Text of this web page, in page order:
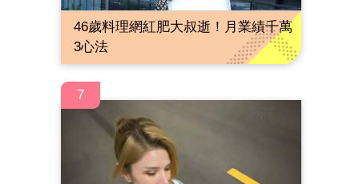
46歲料理網紅肥大叔逝！月業績千萬
3心法
7